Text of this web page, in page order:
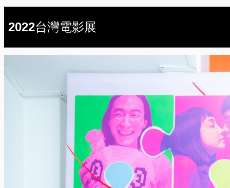
2022台灣電影展